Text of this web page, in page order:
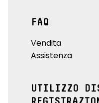
FAQ
Vendita
Assistenza
UTILIZZO